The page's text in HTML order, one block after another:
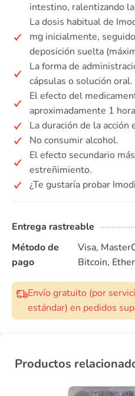
intestino, ralentizando
La dosis habitual de
mg inicialmente,
deposición suelta
La forma de
cápsulas o solución oral.
El efecto del
aproximadamente 1
La duración de la acción
No consumir alcohol.
El efecto secundario
estreñimiento.
¿Te gustaría probar
Entrega rastreable
Método de
pago
Visa,
Bitcoin,
Envío gratuito (por
estándar) en pedidos
Productos